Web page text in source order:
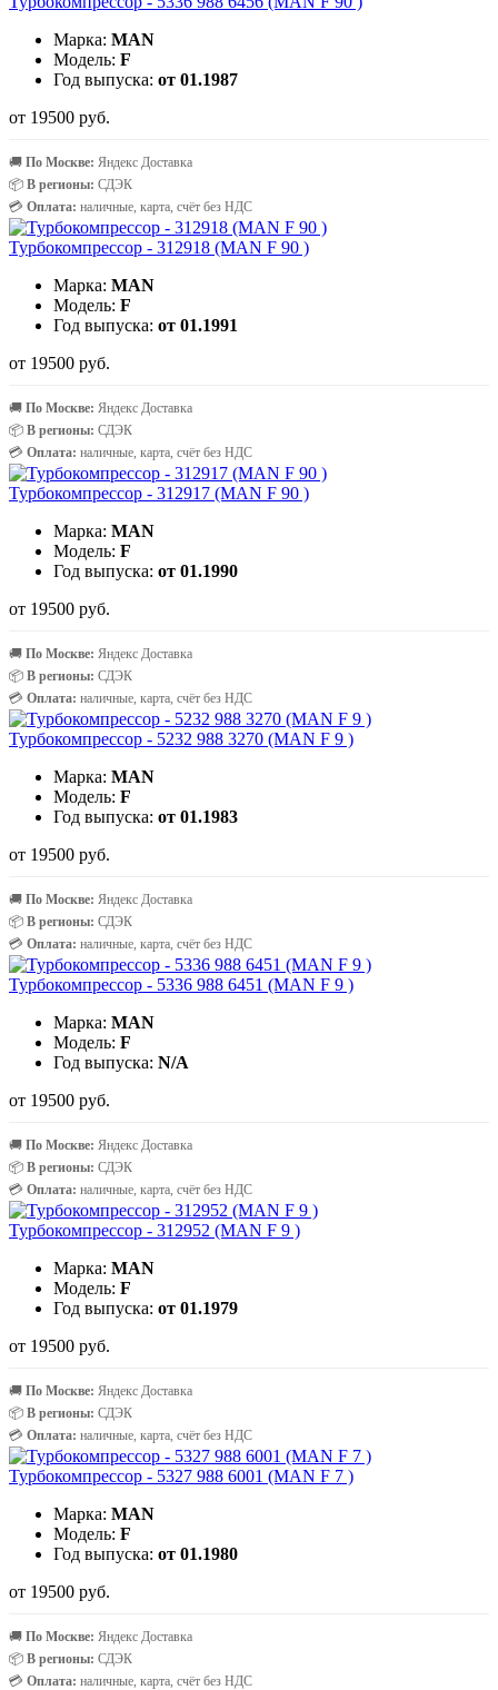
Марка: MAN
Модель: F
Год выпуска: от 01.1987
от 19500 руб.
🚚 По Москве: Яндекс Доставка
📦 В регионы: СДЭК
💳 Оплата: наличные, карта, счёт без НДС
Турбокомпрессор - 312918 (MAN F 90 )
Марка: MAN
Модель: F
Год выпуска: от 01.1991
от 19500 руб.
🚚 По Москве: Яндекс Доставка
📦 В регионы: СДЭК
💳 Оплата: наличные, карта, счёт без НДС
Турбокомпрессор - 312917 (MAN F 90 )
Марка: MAN
Модель: F
Год выпуска: от 01.1990
от 19500 руб.
🚚 По Москве: Яндекс Доставка
📦 В регионы: СДЭК
💳 Оплата: наличные, карта, счёт без НДС
Турбокомпрессор - 5232 988 3270 (MAN F 9 )
Марка: MAN
Модель: F
Год выпуска: от 01.1983
от 19500 руб.
🚚 По Москве: Яндекс Доставка
📦 В регионы: СДЭК
💳 Оплата: наличные, карта, счёт без НДС
Турбокомпрессор - 5336 988 6451 (MAN F 9 )
Марка: MAN
Модель: F
Год выпуска: N/A
от 19500 руб.
🚚 По Москве: Яндекс Доставка
📦 В регионы: СДЭК
💳 Оплата: наличные, карта, счёт без НДС
Турбокомпрессор - 312952 (MAN F 9 )
Марка: MAN
Модель: F
Год выпуска: от 01.1979
от 19500 руб.
🚚 По Москве: Яндекс Доставка
📦 В регионы: СДЭК
💳 Оплата: наличные, карта, счёт без НДС
Турбокомпрессор - 5327 988 6001 (MAN F 7 )
Марка: MAN
Модель: F
Год выпуска: от 01.1980
от 19500 руб.
🚚 По Москве: Яндекс Доставка
📦 В регионы: СДЭК
💳 Оплата: наличные, карта, счёт без НДС